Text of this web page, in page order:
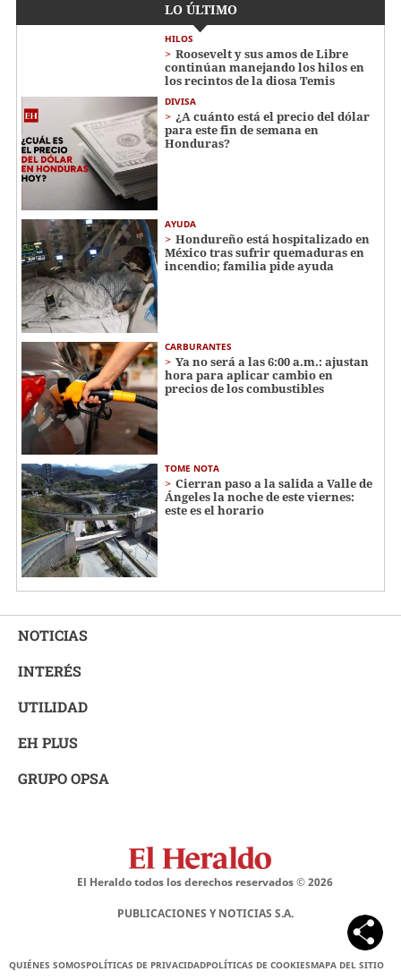
LO ÚLTIMO
HILOS
Roosevelt y sus amos de Libre
continúan manejando los hilos en
los recintos de la diosa Temis
DIVISA
¿A cuánto está el precio del dólar
para este fin de semana en
Honduras?
AYUDA
Hondureño está hospitalizado en
México tras sufrir quemaduras en
incendio; familia pide ayuda
CARBURANTES
Ya no será a las 6:00 a.m.: ajustan
hora para aplicar cambio en
precios de los combustibles
TOME NOTA
Cierran paso a la salida a Valle de
Ángeles la noche de este viernes:
este es el horario
NOTICIAS
INTERÉS
UTILIDAD
EH PLUS
GRUPO OPSA
El Heraldo todos los derechos reservados ©2026
PUBLICACIONES Y NOTICIAS S.A.
QUIÉNES SOMOSPOLÍTICAS DE PRIVACIDADPOLÍTICAS DE COOKIESMAPA DEL SITIO